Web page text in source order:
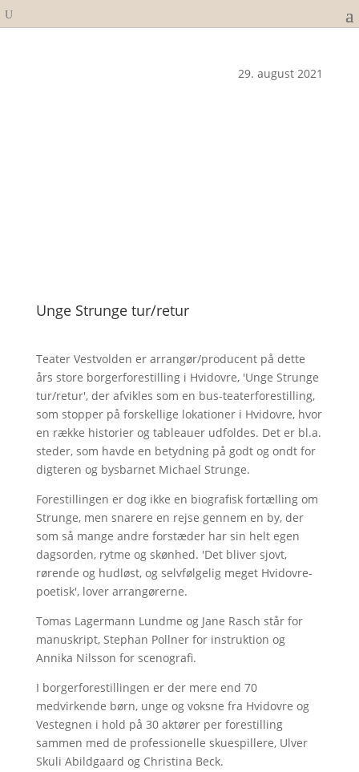
29. august 2021
Unge Strunge tur/retur
Teater Vestvolden er arrangør/producent på dette
års store borgerforestilling i Hvidovre, 'Unge Strunge
tur/retur', der afvikles som en bus-teaterforestilling,
som stopper på forskellige lokationer i Hvidovre, hvor
en række historier og tableauer udfoldes. Det er bl.a.
steder, som havde en betydning på godt og ondt for
digteren og bysbarnet Michael Strunge.
Forestillingen er dog ikke en biografisk fortælling om
Strunge, men snarere en rejse gennem en by, der
som så mange andre forstæder har sin helt egen
dagsorden, rytme og skønhed. 'Det bliver sjovt,
rørende og hudløst, og selvfølgelig meget Hvidovre-
poetisk', lover arrangørerne.
Tomas Lagermann Lundme og Jane Rasch står for
manuskript, Stephan Pollner for instruktion og
Annika Nilsson for scenografi.
I borgerforestillingen er der mere end 70
medvirkende børn, unge og voksne fra Hvidovre og
Vestegnen i hold på 30 aktører per forestilling
sammen med de professionelle skuespillere, Ulver
Skuli Abildgaard og Christina Beck.